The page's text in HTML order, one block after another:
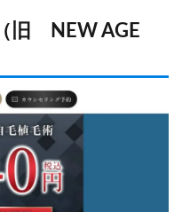
旧 NEW AGE